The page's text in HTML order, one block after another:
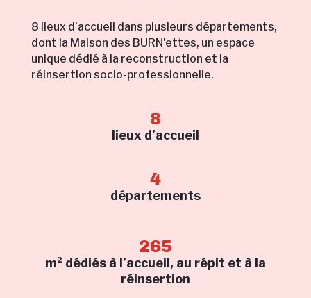
8 lieux d’accueil dans plusieurs départements,
dont la Maison des BURN’ettes, un espace
unique dédié à la reconstruction et la
réinsertion socio-professionnelle.
8
lieux d’accueil
4
départements
265
m² dédiés à l’accueil, au répit et à la
réinsertion